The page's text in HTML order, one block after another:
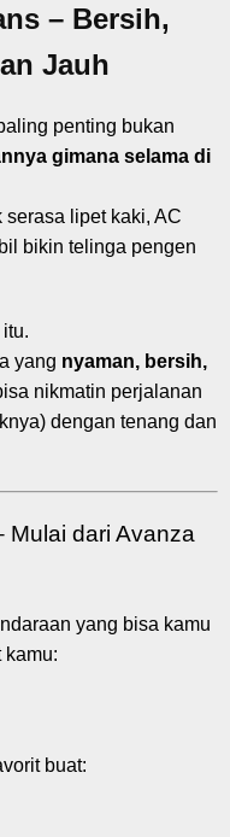
– Bersih,
Jauh
penting bukan
gimana selama di
serasa lipet kaki, AC
bikin telinga pengen
yang nyaman, bersih,
nikmatin perjalanan
dengan tenang dan
Mulai dari Avanza
yang bisa kamu
kamu:
buat: